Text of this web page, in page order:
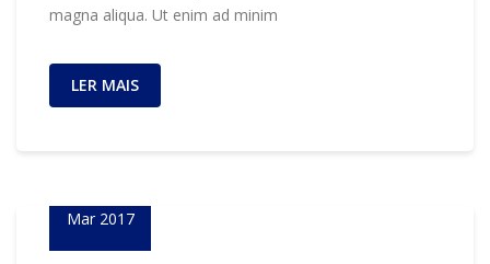
magna aliqua. Ut enim ad minim
LER MAIS
Mar 2017